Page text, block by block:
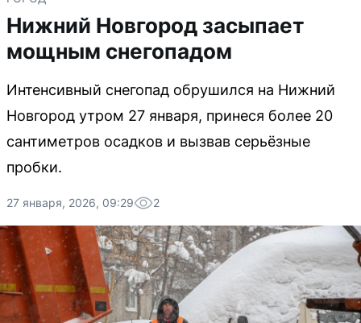
Нижний Новгород засыпает
мощным снегопадом
Интенсивный снегопад обрушился на Нижний
Новгород утром 27 января, принеся более 20
сантиметров осадков и вызвав серьёзные
пробки.
27 января, 2026, 09:29 2